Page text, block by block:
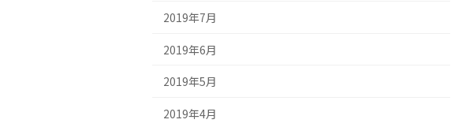
2019年7月
2019年6月
2019年5月
2019年4月